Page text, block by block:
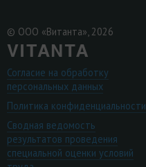
© ООО «Витанта», 2026
Согласие на обработку
персональных данных
Политика конфиденциальности
Сводная ведомость
результатов проведения
специальной оценки условий